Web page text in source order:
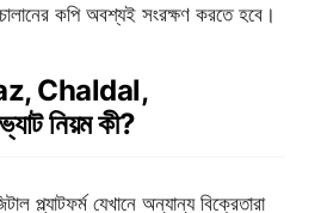
চালানের কপি অবশ্যই সংরক্ষণ করতে হবে।
Chaldal,
নিয়ম কী?
প্ল্যাটফর্ম যেখানে অন্যান্য বিক্রেতারা